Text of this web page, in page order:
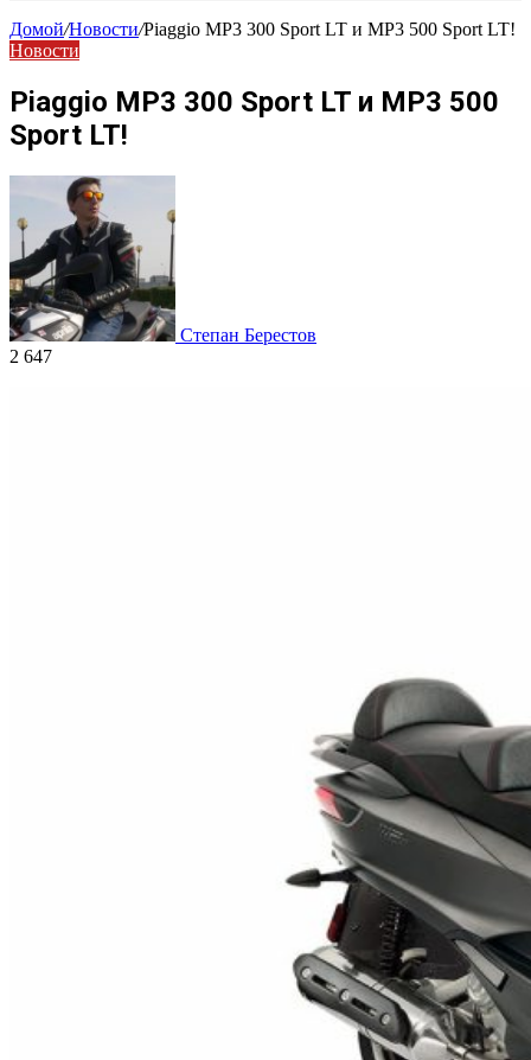
Домой/Новости/Piaggio MP3 300 Sport LT и MP3 500 Sport LT!
Новости
Piaggio MP3 300 Sport LT и MP3 500
Sport LT!
Степан Берестов
2 647